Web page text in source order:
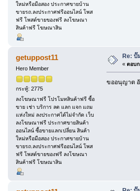
ใหม่หรือมือสอง ประกาศขายบ้าน
ขายรถ.ลงประกาศฟรีออนไลน์ โพส
ฟรี โพสต์ขายของฟรี ลงโฆษณา
สินค้าฟรี โฆษณาสิน
getuppost11
Hero Member
กระทู้: 2775
ลงโฆษณาฟรี โปรโมทสินค้าฟรี ซื้อ
ขาย เช่า บริการ ลด แลก แจก แถม
แห่งใหม่ ลงประกาศได้ไม่จำกัด เว็บ
ลงโฆษณาฟรี ประกาศขายสินค้า
ออนไลน์ ซื้อขายแลกเปลี่ยน สินค้า
ใหม่หรือมือสอง ประกาศขายบ้าน
ขายรถ.ลงประกาศฟรีออนไลน์ โพส
ฟรี โพสต์ขายของฟรี ลงโฆษณา
สินค้าฟรี โฆษณาสิน
Re:
« ตอบก
ขออนุญาต